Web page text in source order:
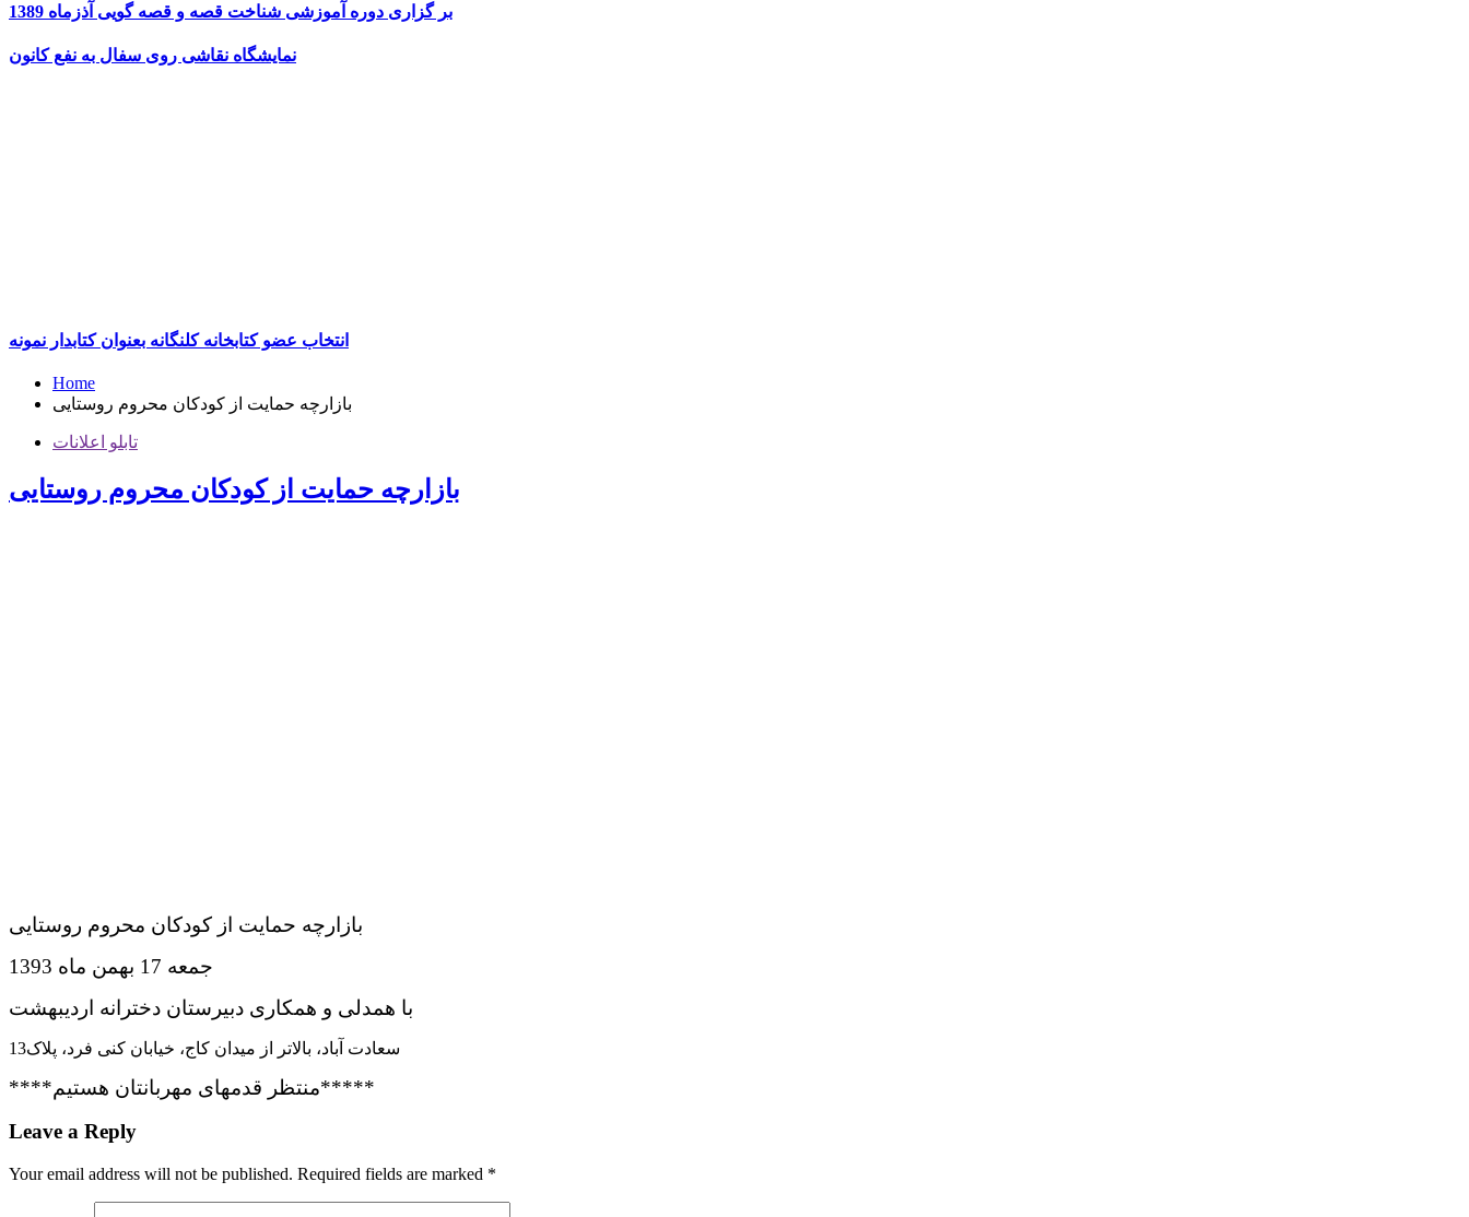
بر گزاری دوره آموزشی شناخت قصه و قصه گویی آذزماه 1389
نمایشگاه نقاشی روی سفال به نفع کانون
انتخاب عضو کتابخانه کلنگانه بعنوان کتابدار نمونه
Home
بازارچه حمایت از کودکان محروم روستایی
تابلو اعلانات
بازارچه حمایت از کودکان محروم روستایی
بازارچه حمایت از کودکان محروم روستایی
جمعه 17 بهمن ماه 1393
با همدلی و همکاری دبیرستان دخترانه اردیبهشت
****منتظر قدمهای مهربانتان هستیم*****
Leave a Reply
Your email address will not be published. Required fields are marked *